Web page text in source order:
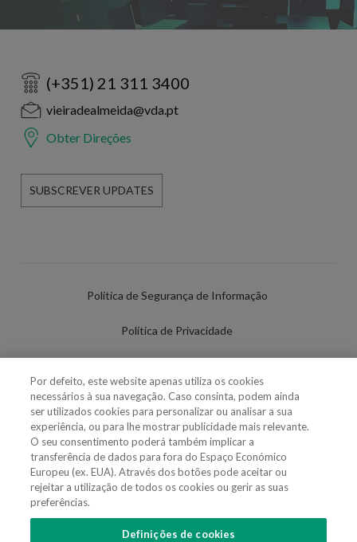
(+351) 21 311 3400
vieiradealmeida@vda.pt
Obter Direções
SUBSCREVER UPDATES
Política de Segurança de Informação
Política de Privacidade
Política de Cookies
Definições de cookies
Uso Fraudulento Nome/Marca
Por defeito, este website apenas utiliza os cookies
necessários à sua navegação. Caso consinta, podem ainda
ser utilizados cookies para personalizar ou analisar a sua
experiência, ou para lhe mostrar publicidade mais relevante.
O seu consentimento poderá também implicar a
transferência de dados para fora do Espaço Económico
Europeu (ex. EUA). Através dos botões pode aceitar ou
rejeitar a utilização de todos os cookies ou gerir as suas
preferências.
Definições de cookies